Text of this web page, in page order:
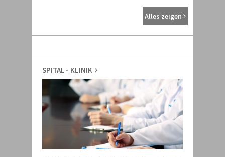
Alles zeigen
SPITAL - KLINIK